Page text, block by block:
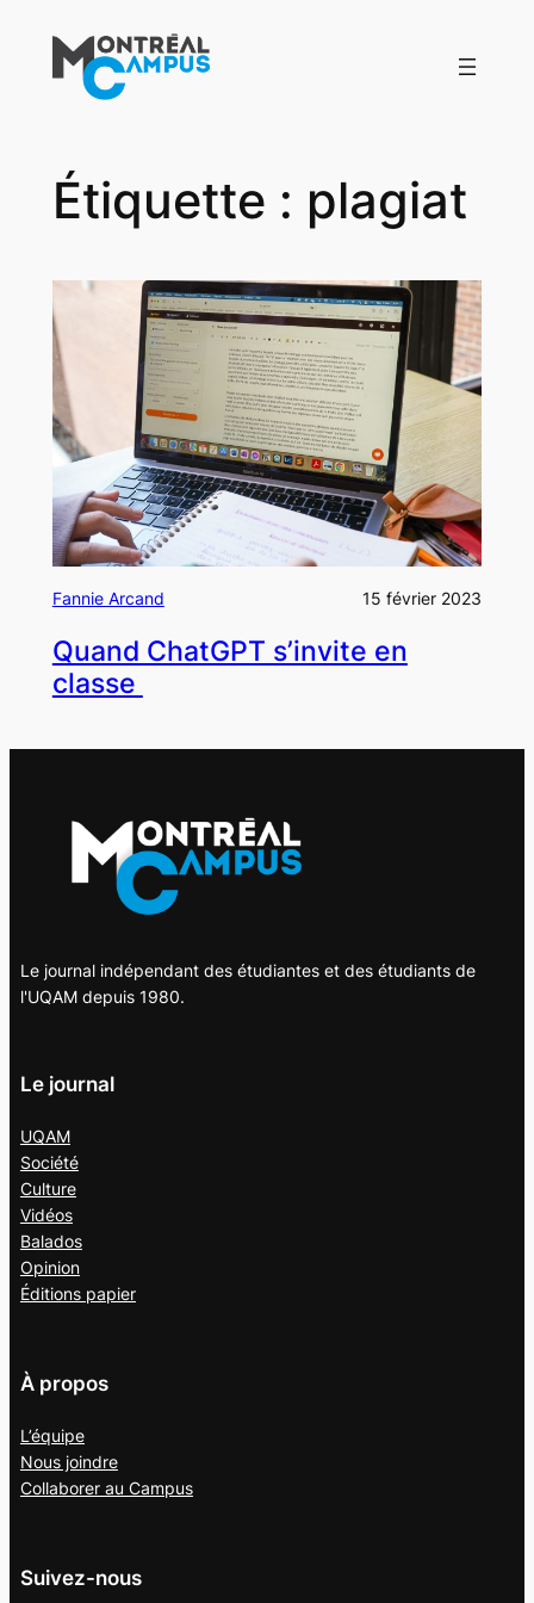
contenu
Étiquette : plagiat
Fannie Arcand 15 février 2023
Quand ChatGPT s’invite en
classe
Le journal indépendant des étudiantes et des étudiants de
l'UQAM depuis 1980.
Le journal
UQAM
Société
Culture
Vidéos
Balados
Opinion
Éditions papier
À propos
L’équipe
Nous joindre
Collaborer au Campus
Suivez-nous